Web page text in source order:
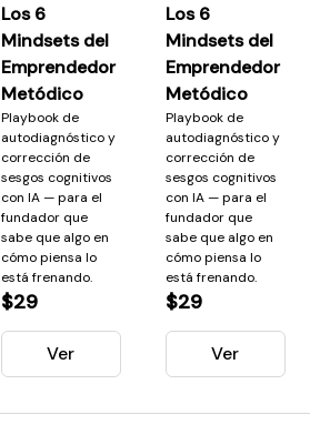
Los 6
Mindsets del
Emprendedor
Metódico
Playbook de
autodiagnóstico y
corrección de
sesgos cognitivos
con IA — para el
fundador que
sabe que algo en
cómo piensa lo
está frenando.
$29
Ver
Los 6
Mindsets del
Emprendedor
Metódico
Playbook de
autodiagnóstico y
corrección de
sesgos cognitivos
con IA — para el
fundador que
sabe que algo en
cómo piensa lo
está frenando.
$29
Ver